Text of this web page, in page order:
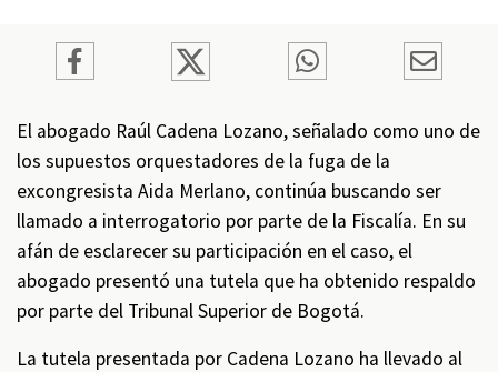
El abogado Raúl Cadena Lozano, señalado como uno de
los supuestos orquestadores de la fuga de la
excongresista Aida Merlano, continúa buscando ser
llamado a interrogatorio por parte de la Fiscalía. En su
afán de esclarecer su participación en el caso, el
abogado presentó una tutela que ha obtenido respaldo
por parte del Tribunal Superior de Bogotá.
La tutela presentada por Cadena Lozano ha llevado al